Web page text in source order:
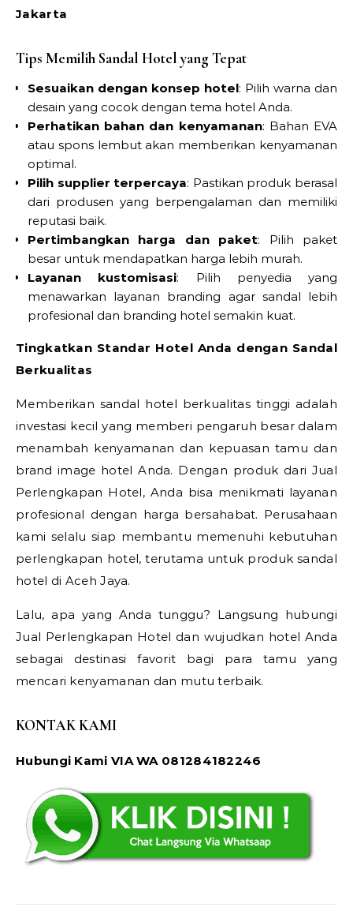
Jakarta
Tips Memilih Sandal Hotel yang Tepat
Sesuaikan dengan konsep hotel: Pilih warna dan
desain yang cocok dengan tema hotel Anda.
Perhatikan bahan dan kenyamanan: Bahan EVA
atau spons lembut akan memberikan kenyamanan
optimal.
Pilih supplier terpercaya: Pastikan produk berasal
dari produsen yang berpengalaman dan memiliki
reputasi baik.
Pertimbangkan harga dan paket: Pilih paket
besar untuk mendapatkan harga lebih murah.
Layanan kustomisasi: Pilih penyedia yang
menawarkan layanan branding agar sandal lebih
profesional dan branding hotel semakin kuat.
Tingkatkan Standar Hotel Anda dengan Sandal
Berkualitas
Memberikan sandal hotel berkualitas tinggi adalah
investasi kecil yang memberi pengaruh besar dalam
menambah kenyamanan dan kepuasan tamu dan
brand image hotel Anda. Dengan produk dari Jual
Perlengkapan Hotel, Anda bisa menikmati layanan
profesional dengan harga bersahabat. Perusahaan
kami selalu siap membantu memenuhi kebutuhan
perlengkapan hotel, terutama untuk produk sandal
hotel di Aceh Jaya.
Lalu, apa yang Anda tunggu? Langsung hubungi
Jual Perlengkapan Hotel dan wujudkan hotel Anda
sebagai destinasi favorit bagi para tamu yang
mencari kenyamanan dan mutu terbaik.
KONTAK KAMI
Hubungi Kami VIA WA 081284182246